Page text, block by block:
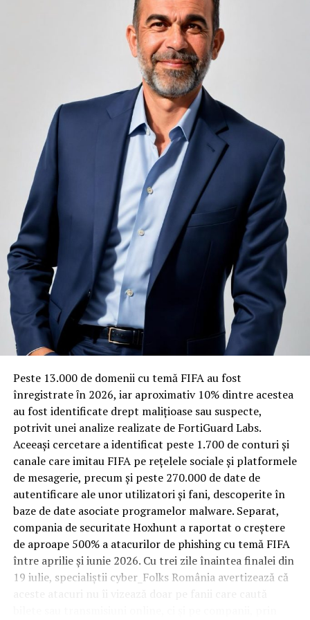
infinit de groși din motive practice și economice.
Zgomotul pașilor din camera de sus sau din coridorul
adiacent rămâne una dintre cele mai frecvente
nemulțumiri semnalate de oaspeți în recenziile online,
chiar și la unități altfel apreciate pentru servicii și
locație. De multe ori, oaspeții nu identifică pardoseala
drept sursa reală a problemei, ci descriu simplu senzația
de spațiu zgomotos sau agitat.
Pardoseala joacă un rol important în absorbția acestor
sunete, mai ales în zonele de trecere frecventă dintre
cameră și baie sau dintre pat și fereastră. Un material cu
proprietăți fonoabsorbante bune reduce transmiterea
zgomotului către camerele vecine și către etajele
inferioare, un aspect esențial mai ales în clădirile mai
vechi, cu structuri care nu au fost proiectate inițial
pentru izolare fonică performantă.
Rotația rapidă a oaspeților cere
materiale rezistente
Spre diferență de o locuință obișnuită, o cameră de hotel
trece printr-un ciclu de utilizare intensă: oaspeți diferiți,
bagaje trase pe roți, curățenie zilnică, uneori mai multe
rezervări consecutive în aceeași săptămână. Această
frecvență ridicată de utilizare pune presiune reală pe
orice suprafață, iar pardoseala este printre primele
elemente afectate vizibil, mai ales în zona din jurul
patului și a ușii de acces.
În etapa de renovare sau construcție, administratorii
care iau în calcul mocheta trafic intens
pentru zonele
cu rotație mare reduc riscul de uzură prematură și de
decolorare vizibilă în punctele de trecere frecventă. Este
o decizie care ține mai puțin de stil și mai mult de
Peste 13.000 de domenii cu temă FIFA au fost
înregistrate ȋn 2026, iar aproximativ 10% dintre acestea
au fost identificate drept malițioase sau suspecte,
potrivit unei analize realizate de FortiGuard Labs.
Aceeași cercetare a identificat peste 1.700 de conturi și
canale care imitau FIFA pe rețelele sociale și platformele
de mesagerie, precum și peste 270.000 de date de
autentificare ale unor utilizatori și fani, descoperite în
baze de date asociate programelor malware. Separat,
compania de securitate Hoxhunt a raportat o creștere
de aproape 500% a atacurilor de phishing cu temă FIFA
între aprilie și iunie 2026. Cu trei zile înaintea finalei din
19 iulie, specialiștii cyber_Folks România avertizează că